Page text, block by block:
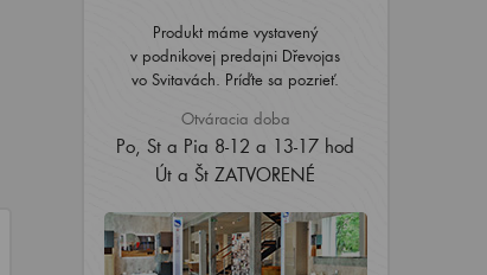
Produkt máme vystavený
v podnikovej predajni Dřevojas
vo Svitavách. Príďte sa pozrieť.
Otváracia doba
Po, St a Pia 8-12 a 13-17 hod
Út a Št ZATVORENÉ